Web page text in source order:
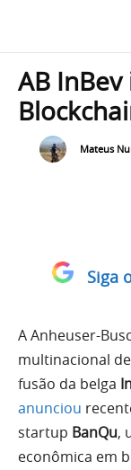
AB
Mateus
Siga
A Anheuser-
multinacional
fusão da belga
anunciou
startup BanQu,
econômica em